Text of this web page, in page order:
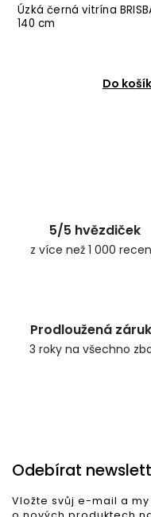
Úzká černá vitrína
140 cm
Do
5/5 hvězdiček
z více než 1 000
Prodloužená
3 roky na všechno
Odebírat
Vložte svůj e-mail a